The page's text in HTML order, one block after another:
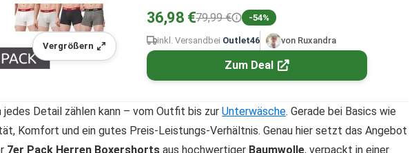
Vergrößern
36,98 €79,99 € -54%
inkl. Versand bei Outlet46 von Ruxandra
Zum Deal
jedes Detail zählen kann – vom Outfit bis zur Unterwäsche. Gerade bei Basics wie
Komfort und ein gutes Preis-Leistungs-Verhältnis. Genau hier setzt das Angebot
7er Pack Herren Boxershorts aus hochwertiger Baumwolle, verpackt in einer